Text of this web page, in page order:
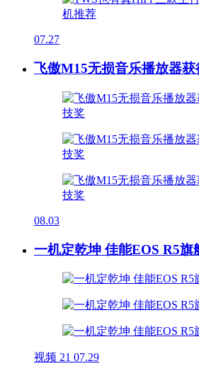
07.27
飞傲M15无损音乐播放器
08.03
一机定乾坤 佳能EOS R5旗
视频 21 07.29